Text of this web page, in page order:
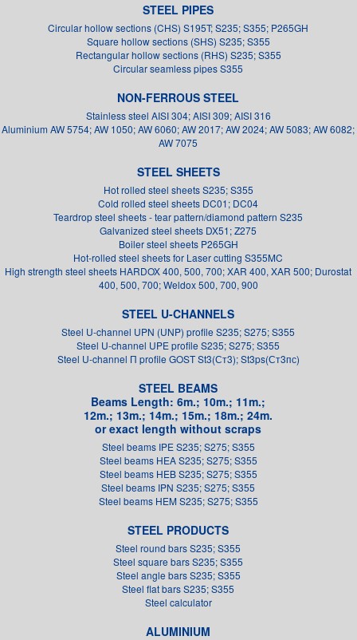
STEEL PIPES
Circular hollow sections (CHS) S195T; S235; S355; P265GH
Square hollow sections (SHS) S235; S355
Rectangular hollow sections (RHS) S235; S355
Circular seamless pipes S355
NON-FERROUS STEEL
Stainless steel AISI 304; AISI 309; AISI 316
Aluminium AW 5754; AW 1050; AW 6060; AW 2017; AW 2024; AW 5083; AW 6082;
AW 7075
STEEL SHEETS
Hot rolled steel sheets S235; S355
Cold rolled steel sheets DC01; DC04
Teardrop steel sheets - tear pattern/diamond pattern S235
Galvanized steel sheets DX51; Z275
Boiler steel sheets P265GH
Hot-rolled steel sheets for Laser cutting S355MC
High strength steel sheets HARDOX 400, 500, 700; XAR 400, XAR 500; Durostat
400, 500, 700; Weldox 500, 700, 900
STEEL U-CHANNELS
Steel U-channel UPN (UNP) profile S235; S275; S355
Steel U-channel UPE profile S235; S275; S355
Steel U-channel П profile GOST St3(Ст3); St3ps(Ст3пс)
STEEL BEAMS
Beams Length: 6m.; 10m.; 11m.;
12m.; 13m.; 14m.; 15m.; 18m.; 24m.
or exact length without scraps
Steel beams IPE S235; S275; S355
Steel beams HEA S235; S275; S355
Steel beams HEB S235; S275; S355
Steel beams IPN S235; S275; S355
Steel beams HEM S235; S275; S355
STEEL PRODUCTS
Steel round bars S235; S355
Steel square bars S235; S355
Steel angle bars S235; S355
Steel flat bars S235; S355
Steel calculator
ALUMINIUM